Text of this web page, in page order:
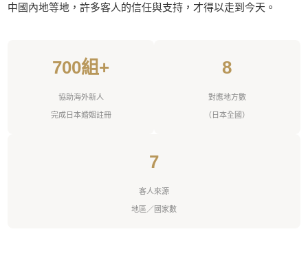
中國內地等地，許多客人的信任與支持，才得以走到今天。
700組+
協助海外新人
完成日本婚姻註冊
8
對應地方數
（日本全國）
7
客人來源
地區／國家數